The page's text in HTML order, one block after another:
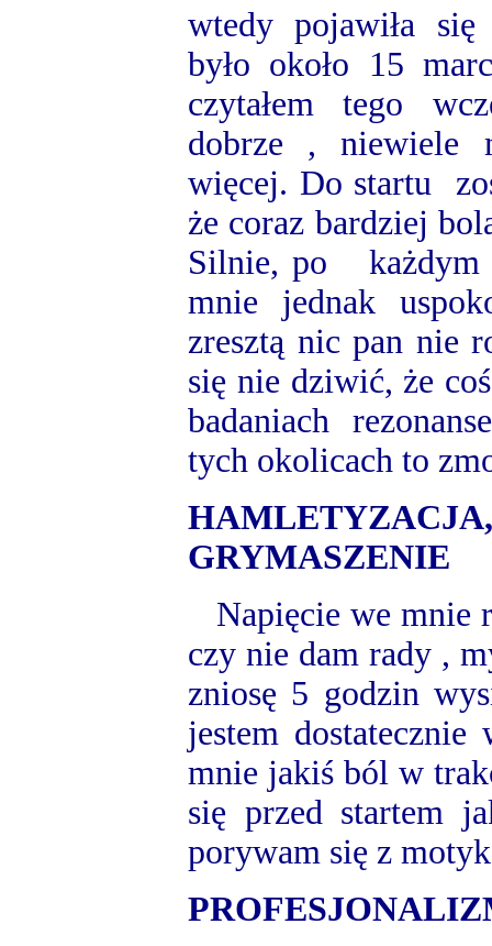
wtedy pojawiła
było około 15
czytałem tego
dobrze , niewiele
więcej. Do startu
że coraz bardziej
Silnie, po każdym
mnie jednak
zresztą nic pan nie
się nie dziwić, że
badaniach
tych okolicach to
GRYMASZENIE
Napięcie we mnie
czy nie dam rady ,
zniosę 5 godzin
jestem
mnie jakiś ból w
się przed startem
porywam się z